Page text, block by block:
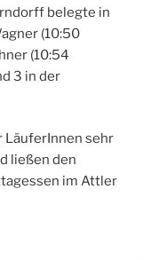
belegte in
(10:50
(10:54
3 in der
LäuferInnen sehr
ließen den
im Attler